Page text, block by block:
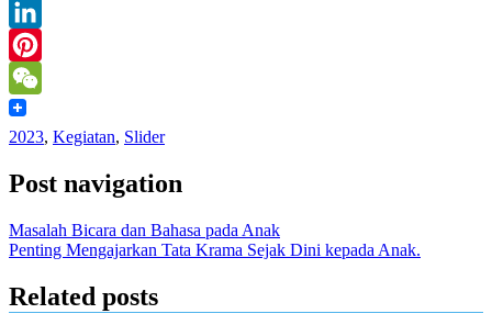
Message
LinkedIn
Pinterest
WeChat
2023, Kegiatan, Slider
Post navigation
Masalah Bicara dan Bahasa pada Anak
Penting Mengajarkan Tata Krama Sejak Dini kepada Anak.
Related posts